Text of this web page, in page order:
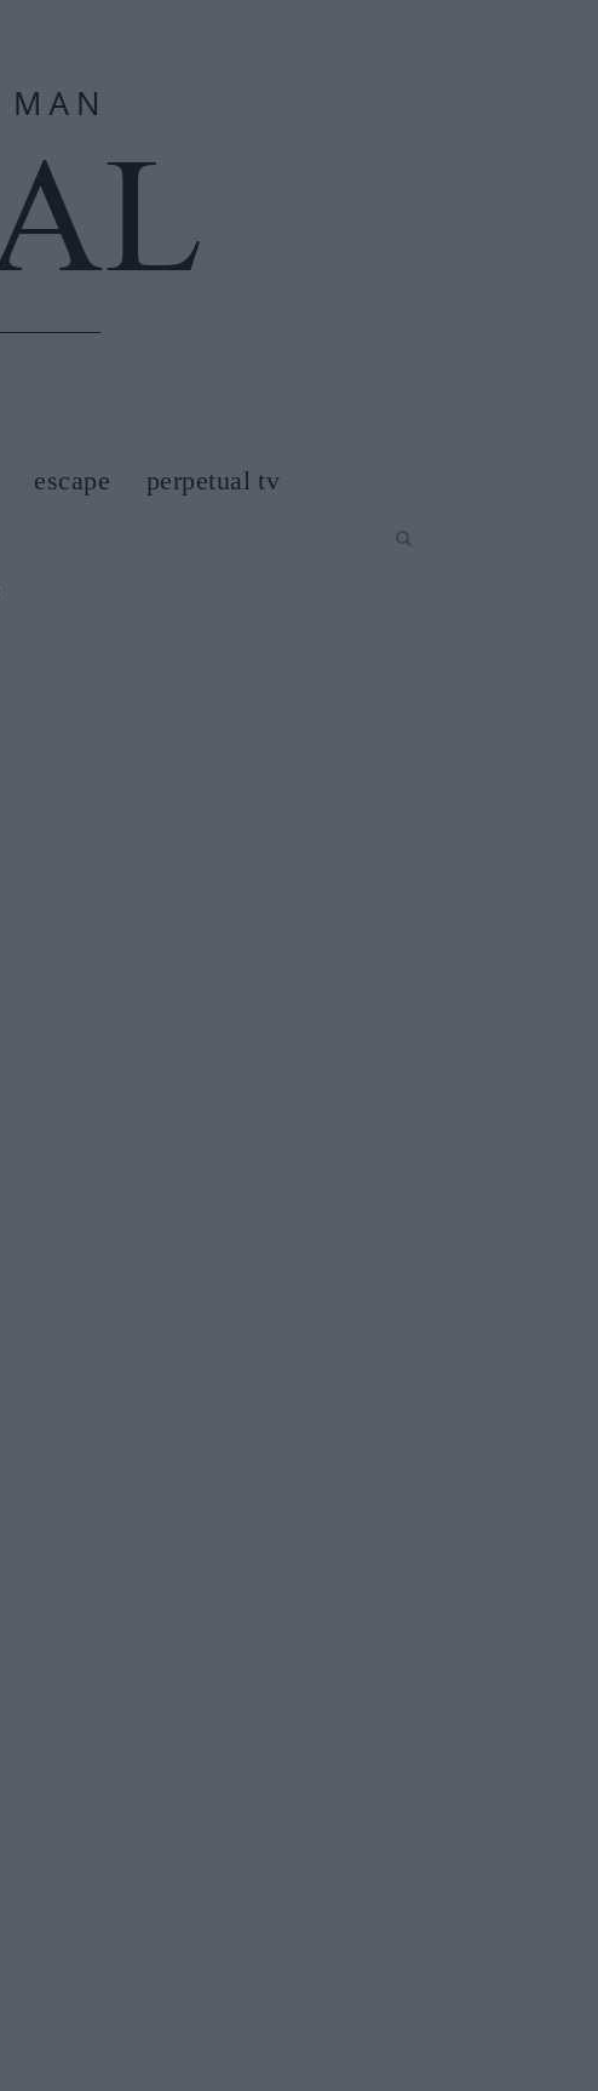
escape
perpetual tv